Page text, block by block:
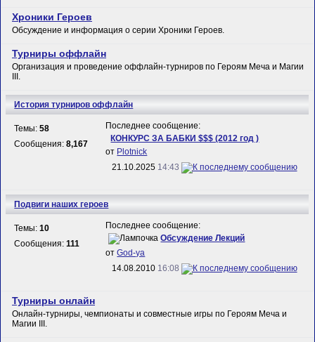
Хроники Героев
Обсуждение и информация о серии Хроники Героев.
Турниры оффлайн
Организация и проведение оффлайн-турниров по Героям Меча и Магии
III.
История турниров оффлайн
Темы:58
Сообщения:8,167
Последнее сообщение:
КОНКУРС ЗА БАБКИ $$$ (2012 год )
от Plotnick
21.10.2025 14:43
Подвиги наших героев
Темы:10
Сообщения:111
Последнее сообщение:
Обсуждение Лекций
отGod-ya
14.08.2010 16:08
Турниры онлайн
Онлайн-турниры, чемпионаты и совместные игры по Героям Меча и
Магии III.